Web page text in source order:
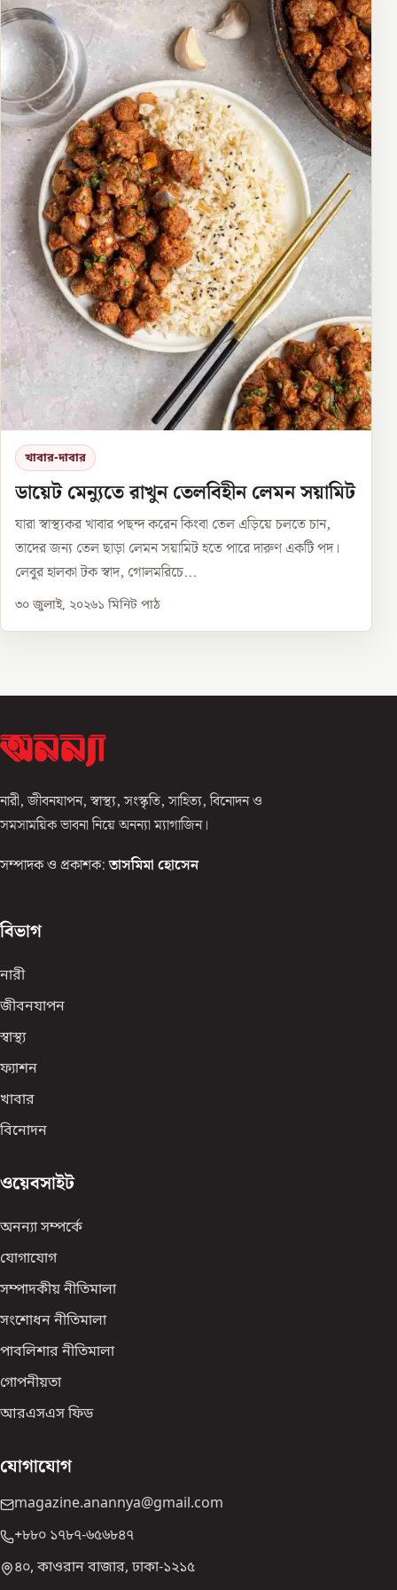
খাবার-দাবার
ডায়েট মেন্যুতে রাখুন তেলবিহীন লেমন সয়ামিট
যারা স্বাস্থ্যকর খাবার পছন্দ করেন কিংবা তেল এড়িয়ে চলতে চান,
তাদের জন্য তেল ছাড়া লেমন সয়ামিট হতে পারে দারুণ একটি পদ।
লেবুর হালকা টক স্বাদ, গোলমরিচে...
৩০ জুলাই, ২০২৬১ মিনিট পাঠ
নারী, জীবনযাপন, স্বাস্থ্য, সংস্কৃতি, সাহিত্য, বিনোদন ও
সমসাময়িক ভাবনা নিয়ে অনন্যা ম্যাগাজিন।
সম্পাদক ও প্রকাশক: তাসমিমা হোসেন
বিভাগ
নারী
জীবনযাপন
স্বাস্থ্য
ফ্যাশন
খাবার
বিনোদন
ওয়েবসাইট
অনন্যা সম্পর্কে
যোগাযোগ
সম্পাদকীয় নীতিমালা
সংশোধন নীতিমালা
পাবলিশার নীতিমালা
গোপনীয়তা
আরএসএস ফিড
যোগাযোগ
magazine.anannya@gmail.com
+৮৮০ ১৭৮৭-৬৫৬৮৪৭
৪০, কাওরান বাজার, ঢাকা-১২১৫